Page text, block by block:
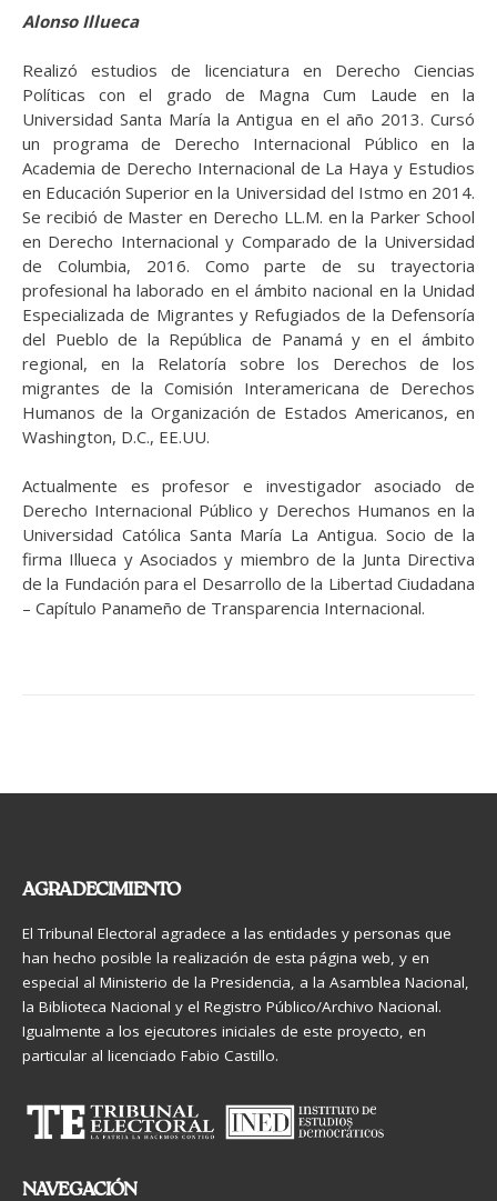
Alonso Illueca
Realizó estudios de licenciatura en Derecho Ciencias
Políticas con el grado de Magna Cum Laude en la
Universidad Santa María la Antigua en el año 2013. Cursó
un programa de Derecho Internacional Público en la
Academia de Derecho Internacional de La Haya y Estudios
en Educación Superior en la Universidad del Istmo en 2014.
Se recibió de Master en Derecho LL.M. en la Parker School
en Derecho Internacional y Comparado de la Universidad
de Columbia, 2016. Como parte de su trayectoria
profesional ha laborado en el ámbito nacional en la Unidad
Especializada de Migrantes y Refugiados de la Defensoría
del Pueblo de la República de Panamá y en el ámbito
regional, en la Relatoría sobre los Derechos de los
migrantes de la Comisión Interamericana de Derechos
Humanos de la Organización de Estados Americanos, en
Washington, D.C., EE.UU.
Actualmente es profesor e investigador asociado de
Derecho Internacional Público y Derechos Humanos en la
Universidad Católica Santa María La Antigua. Socio de la
firma Illueca y Asociados y miembro dela Junta Directiva
de la Fundación para el Desarrollo de la Libertad Ciudadana
– Capítulo Panameño de Transparencia Internacional.
AGRADECIMIENTO
El Tribunal Electoral agradece a las entidades y personas que
han hecho posible la realización de esta página web, y en
especial al Ministerio de la Presidencia, a la Asamblea Nacional,
la Biblioteca Nacional y el Registro Público/Archivo Nacional.
Igualmente a los ejecutores iniciales de este proyecto, en
particular al licenciado Fabio Castillo.
NAVEGACIÓN